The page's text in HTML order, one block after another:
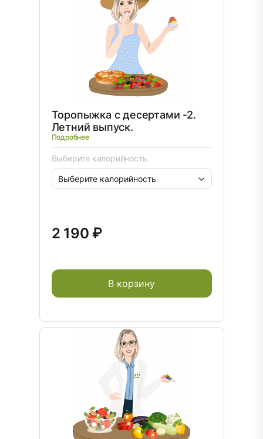
Торопыжка с десертами -2.
Летний выпуск.
Подробнее
Выберите калорийность
2 190 ₽
В корзину